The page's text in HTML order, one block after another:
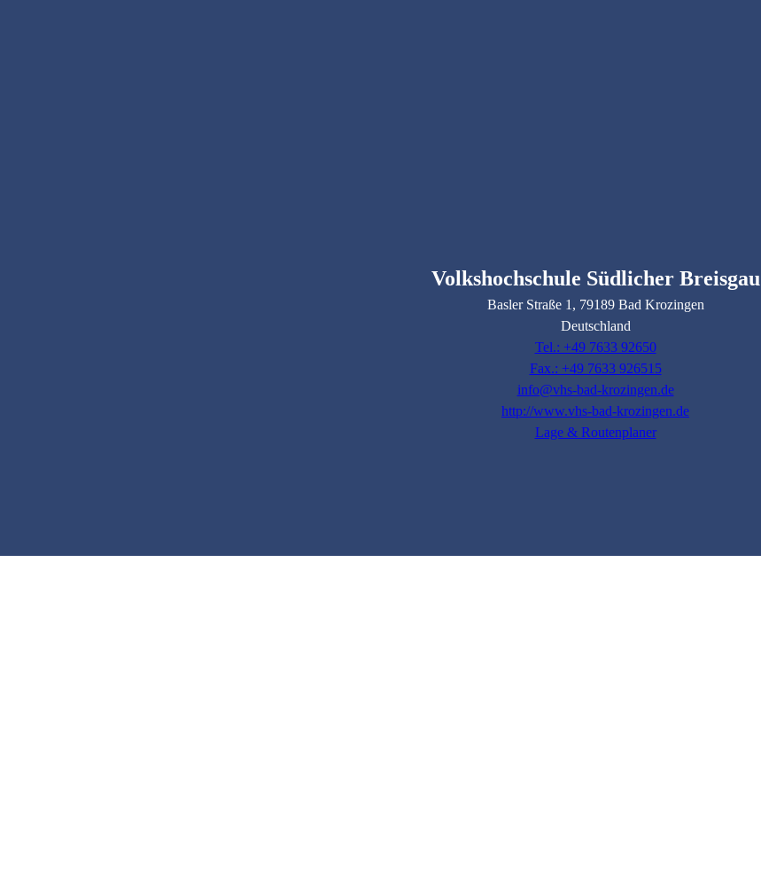
Volkshochschule Südlicher Breisgau
Basler Straße1 , 79189 Bad Krozingen
Deutschland
Tel.: +49 7633 92650
Fax.: +49 7633 926515
info@vhs-bad-krozingen.de
http://www.vhs-bad-krozingen.de
Lage & Routenplaner